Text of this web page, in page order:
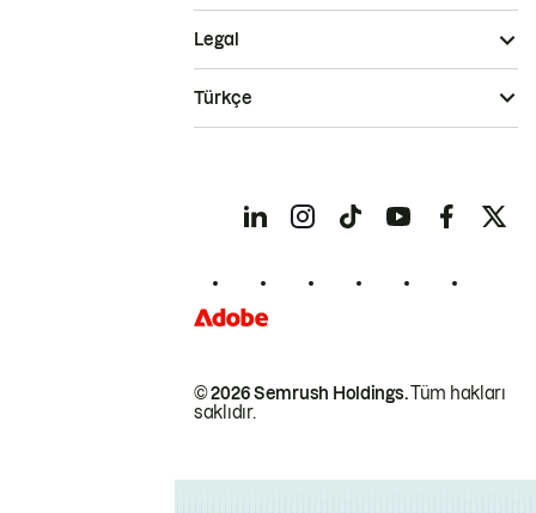
© 2026 Semrush Holdings.Tüm hakları
saklıdır.
Legal
Türkçe